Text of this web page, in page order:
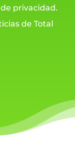
privacidad.
de Total